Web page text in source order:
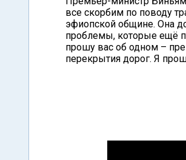
все скорбим по поводу
эфиопской общине. Она
проблемы, которые ещё
прошу вас об одном –
перекрытия дорог. Я